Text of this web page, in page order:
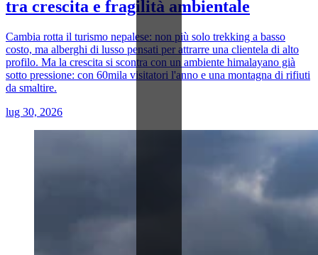
tra crescita e fragilità ambientale
Cambia rotta il turismo nepalese: non più solo trekking a basso
costo, ma alberghi di lusso pensati per attrarre una clientela di alto
profilo. Ma la crescita si scontra con un ambiente himalayano già
sotto pressione: con 60mila visitatori l'anno e una montagna di rifiuti
da smaltire.
lug 30, 2026